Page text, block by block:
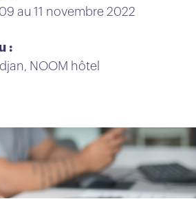
au 11 novembre 2022
:
NOOM hôtel